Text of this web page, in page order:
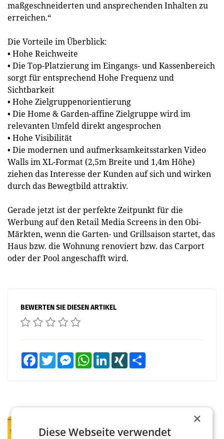
maßgeschneiderten und ansprechenden Inhalten zu
erreichen.“
Die Vorteile im Überblick:
• Hohe Reichweite
• Die Top-Platzierung im Eingangs- und Kassenbereich
sorgt für entsprechend Hohe Frequenz und
Sichtbarkeit
• Hohe Zielgruppenorientierung
• Die Home & Garden-affine Zielgruppe wird im
relevanten Umfeld direkt angesprochen
• Hohe Visibilität
• Die modernen und aufmerksamkeitsstarken Video
Walls im XL-Format (2,5m Breite und 1,4m Höhe)
ziehen das Interesse der Kunden auf sich und wirken
durch das Bewegtbild attraktiv.
Gerade jetzt ist der perfekte Zeitpunkt für die
Werbung auf den Retail Media Screens in den Obi-
Märkten, wenn die Garten- und Grillsaison startet, das
Haus bzw. die Wohnung renoviert bzw. das Carport
oder der Pool angeschafft wird.
BEWERTEN SIE DIESEN ARTIKEL
FacebookTwitter MessengerWhatsAppLinkedInXING
Österreichische Post: Umsatzplus im
×
Diese Webseite verwendet